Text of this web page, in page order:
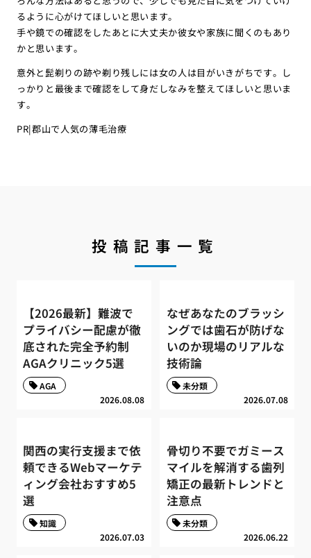
るように心がけてほしいと思います。
手や鏡での確認をしたあとに大丈夫か彼女や家族に聞くのもあり
かと思います。
意外と髭剃りの跡や剃り残しには女の人は目がいきがちです。し
っかりと最後まで確認をして身だしなみを整えてほしいと思いま
す。
PR|郡山で人気の薄毛治療
投稿記事一覧
【2026最新】難波で
プライバシー配慮が徹
底された完全予約制
AGAクリニック5選
2026.08.08
AGA
なぜあなたのブラッシ
ングでは歯石が防げな
いのか現場のリアルな
技術論
2026.07.08
未分類
関西の実行支援まで依
頼できるWebマーケテ
ィング会社おすすめ5
選
2026.07.03
知識
骨切り不要でガミース
マイルを解消する歯列
矯正の最新トレンドと
注意点
2026.06.22
未分類